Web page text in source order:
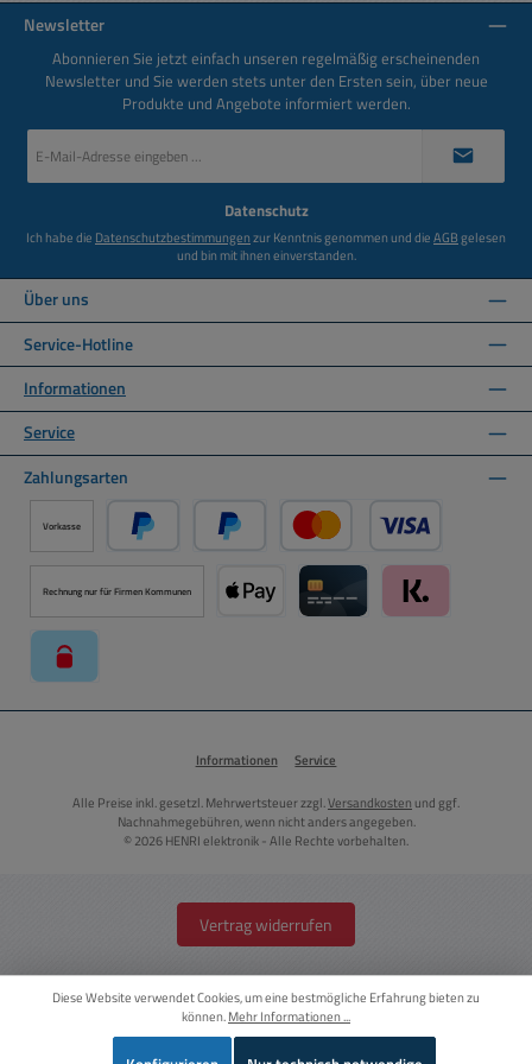
Newsletter
Abonnieren Sie jetzt einfach unseren regelmäßig erscheinenden
Newsletter und Sie werden stets unter den Ersten sein, über neue
Produkte und Angebote informiert werden.
Mail-
Datenschutz
Ich habe die Datenschutzbestimmungenzur Kenntnis genommen und dieAGBgelesen
und bin mit ihnen einverstanden.
Über uns
Service-Hotline
Informationen
Service
Zahlungsarten
Vorkasse
PayPal Später Bezahlen über PayPalKredit- oder Debitkarte
Rechnung nur für Firmen Kommunen
Informationen Service
Alle Preise inkl. gesetzl. Mehrwertsteuer zzgl.Versandkosten und ggf.
Nachnahmegebühren, wenn nicht anders angegeben.
© 2026 HENRI elektronik - Alle Rechte vorbehalten.
Vertrag widerrufen
Diese Website verwendet Cookies, um eine bestmögliche Erfahrung bieten zu
können.Mehr Informationen ...